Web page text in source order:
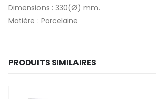
Dimensions : 330(Ø) mm.
Matière : Porcelaine
PRODUITS SIMILAIRES